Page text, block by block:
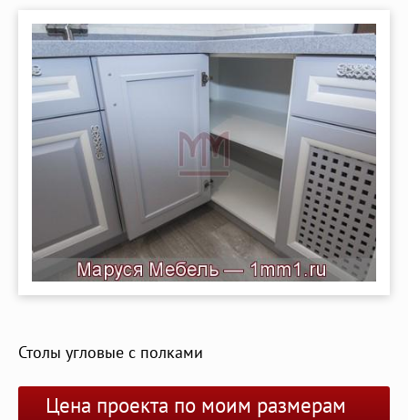
Столы угловые с полками
Цена проекта по моим размерам